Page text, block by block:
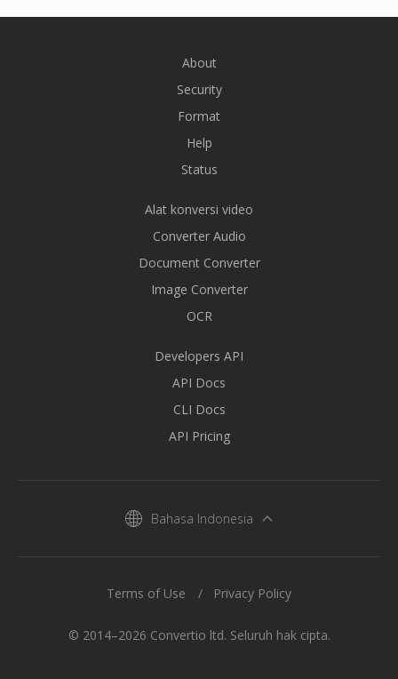
About
Security
Format
Help
Status
Alat konversi video
Converter Audio
Document Converter
Image Converter
OCR
Developers API
API Docs
CLI Docs
API Pricing
Bahasa Indonesia
© 2014–2026 Convertio ltd. Seluruh hak cipta.
Terms of Use Privacy Policy